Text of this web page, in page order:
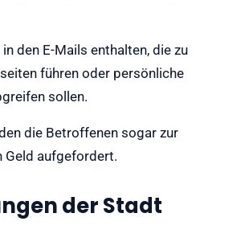
den E-Mails enthalten, die zu
führen oder persönliche
sollen.
die Betroffenen sogar zur
Geld aufgefordert.
der Stadt